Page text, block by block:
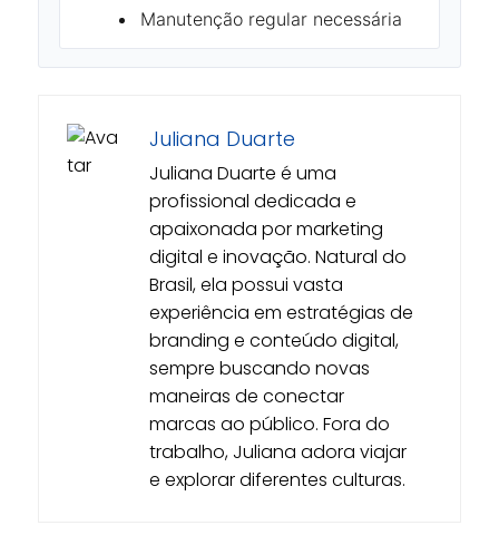
Manutenção regular necessária
Juliana Duarte
Juliana Duarte é uma
profissional dedicada e
apaixonada por marketing
digital e inovação. Natural do
Brasil, ela possui vasta
experiência em estratégias de
branding e conteúdo digital,
sempre buscando novas
maneiras de conectar
marcas ao público. Fora do
trabalho, Juliana adora viajar
e explorar diferentes culturas.